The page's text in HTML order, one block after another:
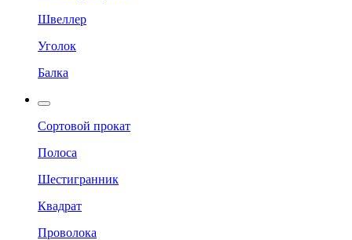
Швеллер
Уголок
Балка
Сортовой прокат
Полоса
Шестигранник
Квадрат
Проволока